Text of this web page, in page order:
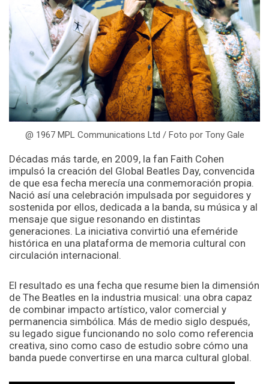
@ 1967 MPL Communications Ltd / Foto por Tony Gale
Décadas más tarde, en 2009, la fan Faith Cohen
impulsó la creación del Global Beatles Day, convencida
de que esa fecha merecía una conmemoración propia.
Nació así una celebración impulsada por seguidores y
sostenida por ellos, dedicada a la banda, su música y al
mensaje que sigue resonando en distintas
generaciones. La iniciativa convirtió una efeméride
histórica en una plataforma de memoria cultural con
circulación internacional.
El resultado es una fecha que resume bien la dimensión
de The Beatles en la industria musical: una obra capaz
de combinar impacto artístico, valor comercial y
permanencia simbólica. Más de medio siglo después,
su legado sigue funcionando no solo como referencia
creativa, sino como caso de estudio sobre cómo una
banda puede convertirse en una marca cultural global.